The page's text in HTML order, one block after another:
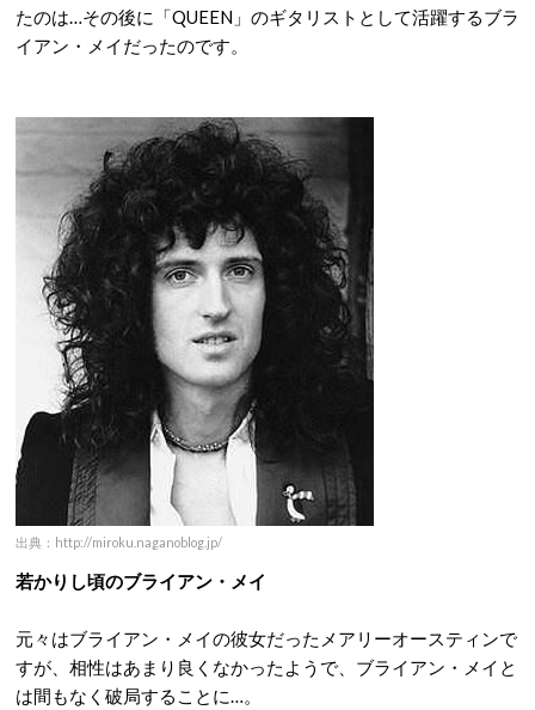
たのは…その後に「QUEEN」のギタリストとして活躍するブラ
イアン・メイだったのです。
出典：http://miroku.naganoblog.jp/
若かりし頃のブライアン・メイ
元々はブライアン・メイの彼女だったメアリーオースティンで
すが、相性はあまり良くなかったようで、ブライアン・メイと
は間もなく破局することに…。